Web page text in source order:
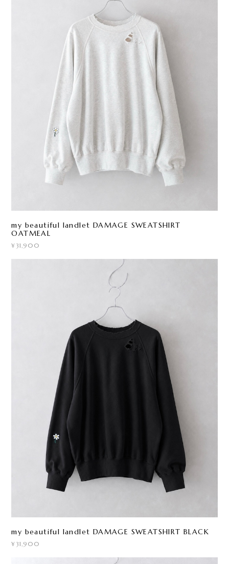
my beautiful landlet DAMAGE SWEATSHIRT
OATMEAL
¥31,900
my beautiful landlet DAMAGE SWEATSHIRT BLACK
¥31,900